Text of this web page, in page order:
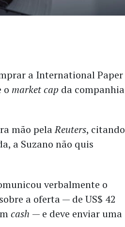
a International Paper
o market cap da companhia
mão pelaReuters, citando
a Suzano não quis
verbalmente o
a oferta — de US$ 42
cash — e deve enviar uma